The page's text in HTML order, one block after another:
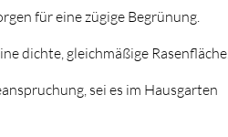
für eine zügige Begrünung.
dichte, gleichmäßige Rasenfläche.
sei es im Hausgarten